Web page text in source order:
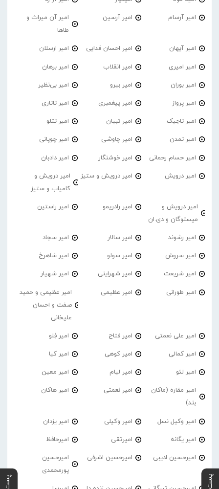
امیر آرسام امیر آرسین
امیر آن میراث و
طاها
امیر آیهان امیر احسان فدایی امیر ارسلان
امیر امیری امیر انقلاب امیر برهان
امیر‌ بوران امیر بیرو امیر بی‌نظیر
امیر پرواز امیر پیغمبری امیر تاتاری
امیر تاجیک امیر تبیان امیر تتلو
امیر تمدن امیر چاوشی امیر چوپانی
امیر حسام رحمانی امیر خوشنگار امیر دادبان
امیر درویش امیر درویش و ستیز
امیر درویش و
کامیاب و ستیز
امیر درویش و
میستوگان و دی.ان
امیر رادریمو امیر راستین
امیر رشوند امیر سالار امیر سجاد
امیر سروش امیر سولو امیر شاهرخ
امیر شریعت امیر شهراینی امیر شهیار
امیر طورانی امیر عظیمی
امیر عظیمی و حمید
صفت و احسان
علیخانی
امیر علی نعمتی امیر فتاح امیر فِلو
امیر کمالی امیر کوهی امیر کیا
امیر لئو امیر لیام امیر معین
امیر مقاره (ماکان
بند)
امیر نعمتی امیر هاکان
امیر وکیل نسل امیر وکیلی امیر یزدان
امیر یگانه امیرتقی امیرحافظ
امیرحسین ادیبی امیرحسین اشرفی
امیرحسین
پورمحمدی